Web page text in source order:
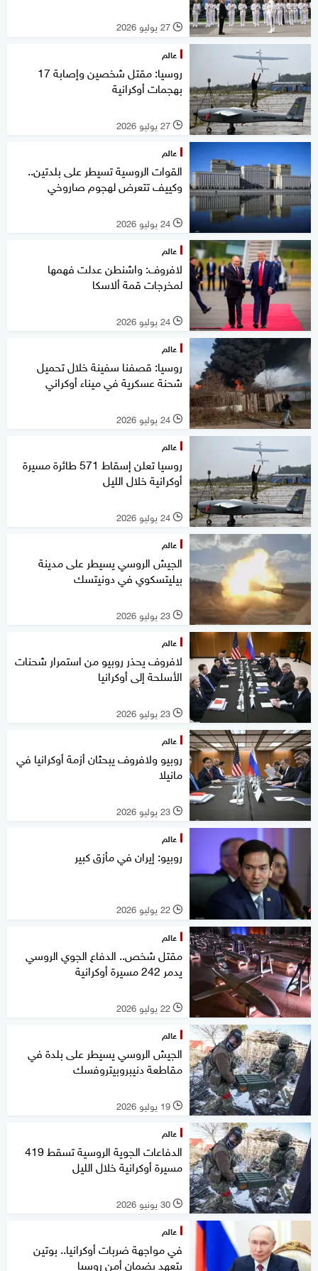
l 27 يوليو 2026
عالم
روسيا: مقتل شخصين وإصابة 17
بهجمات أوكرانية
l 27 يوليو 2026
عالم
القوات الروسية تسيطر على بلدتين..
وكييف تتعرض لهجوم صاروخي
l 24 يوليو 2026
عالم
لافروف: واشنطن عدلت فهمها
لمخرجات قمة ألاسكا
l 24 يوليو 2026
عالم
روسيا: قصفنا سفينة خلال تحميل
شحنة عسكرية في ميناء أوكراني
l 24 يوليو 2026
عالم
روسيا تعلن إسقاط 571 طائرة مسيرة
أوكرانية خلال الليل
l 24 يوليو 2026
عالم
الجيش الروسي يسيطر على مدينة
بيليتسكوي في دونيتسك
l 23 يوليو 2026
عالم
لافروف يحذر روبيو من استمرار شحنات
الأسلحة إلى أوكرانيا
l 23 يوليو 2026
عالم
روبيو ولافروف يبحثان أزمة أوكرانيا في
مانيلا
l 23 يوليو 2026
عالم
روبيو: إيران في مأزق كبير
l 22 يوليو 2026
عالم
مقتل شخص.. الدفاع الجوي الروسي
يدمر 242 مسيرة أوكرانية
l 22 يوليو 2026
عالم
الجيش الروسي يسيطر على بلدة في
مقاطعة دنيبروبيتروفسك
l 19 يوليو 2026
عالم
الدفاعات الجوية الروسية تسقط 419
مسيرة أوكرانية خلال الليل
l 30 يونيو 2026
عالم
في مواجهة ضربات أوكرانيا.. بوتين
يتعهد بضمان أمن روسيا